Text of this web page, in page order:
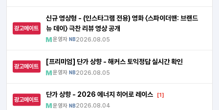
광고메이트
신규 영상형 - (인스타그램 전용) 영화 〈스파이더맨: 브랜드
뉴 데이〉 극찬 리뷰 영상 공개
운영자 NB2026.08.05
광고메이트
[프리미엄] 단가 상향 - 해커스 토익정답 실시간 확인
운영자 NB2026.08.05
광고메이트
단가 상향 - 2026 에너지 히어로 레이스
[1]
운영자 NB2026.08.04